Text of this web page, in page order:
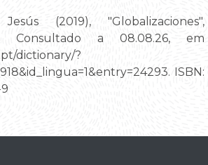
(2019), "Globalizaciones",
Consultado a 08.08.26, em
dictionary/?
ISBN: